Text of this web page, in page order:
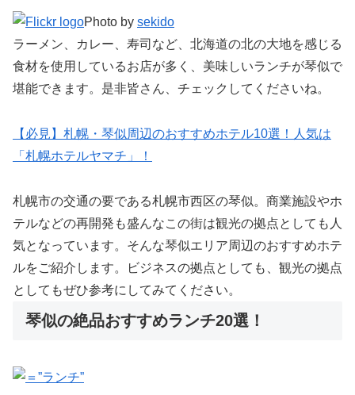
Photo by sekido
ラーメン、カレー、寿司など、北海道の北の大地を感じる
食材を使用しているお店が多く、美味しいランチが琴似で
堪能できます。是非皆さん、チェックしてくださいね。
【必見】札幌・琴似周辺のおすすめホテル10選！人気は
「札幌ホテルヤマチ」！
札幌市の交通の要である札幌市西区の琴似。商業施設やホ
テルなどの再開発も盛んなこの街は観光の拠点としても人
気となっています。そんな琴似エリア周辺のおすすめホテ
ルをご紹介します。ビジネスの拠点としても、観光の拠点
としてもぜひ参考にしてみてください。
琴似の絶品おすすめランチ20選！